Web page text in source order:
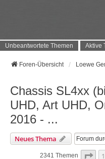
Unbeantwortete Themen Aktive
Foren-Übersicht Loewe
Chassis SL4xx
UHD, Art UHD,
2016 - ...
Neues Thema
2341 Themen Seite
1